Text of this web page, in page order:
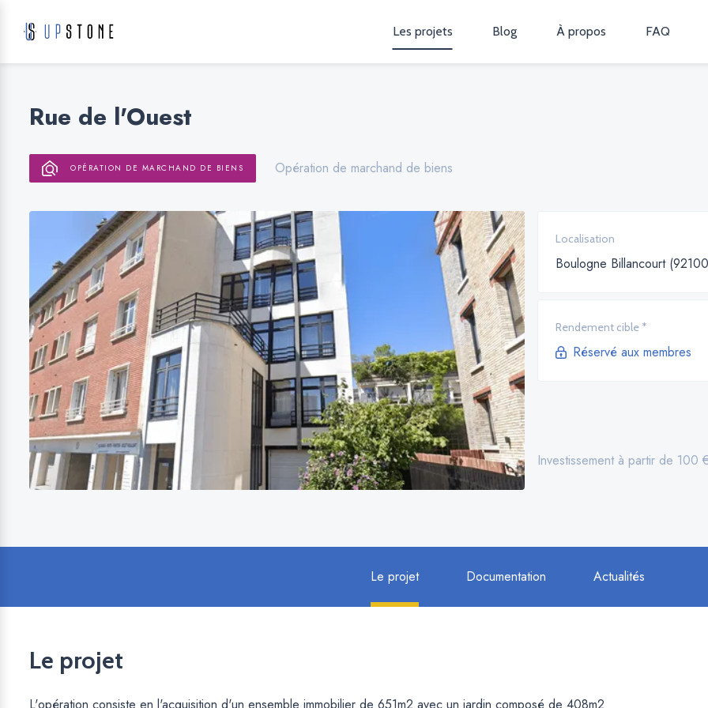
Les projets Blog À propos FAQ
Rue de l'Ouest
OPÉRATION DE MARCHAND DE BIENS Opération de marchand de biens
Localisation
Boulogne Billancourt
Rendement cible *
Réservé aux membres
Investissement à partir de 100
Le projet Documentation Actualités
Le projet
L'opération consiste en l'acquisition d'un ensemble immobilier de 651m2 avec un jardin composé de 408m2